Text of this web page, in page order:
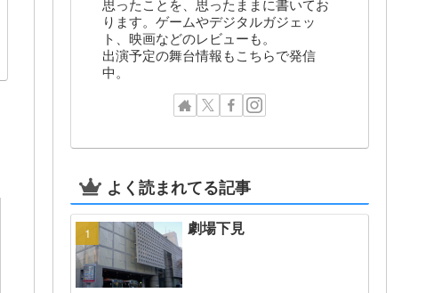
思ったことを、思ったままに書いてお
ります。ゲームやデジタルガジェッ
ト、映画などのレビューも。
出演予定の舞台情報もこちらで発信
中。
よく読まれてる記事
劇場下見